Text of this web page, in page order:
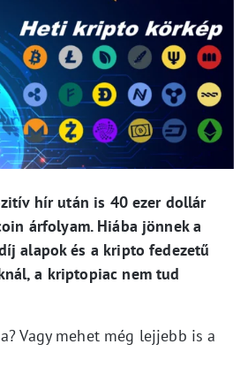
hír után is 40 ezer dollár
árfolyam. Hiába jönnek a
alapok és a kripto fedezetű
a kriptopiac nem tud
Vagy mehet még lejjebb is a